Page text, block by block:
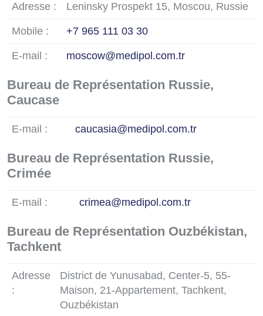
Adresse : Leninsky Prospekt 15, Moscou, Russie
Mobile : +7 965 111 03 30
E-mail : moscow@medipol.com.tr
Bureau de Représentation Russie,
Caucase
E-mail : caucasia@medipol.com.tr
Bureau de Représentation Russie,
Crimée
E-mail : crimea@medipol.com.tr
Bureau de Représentation Ouzbékistan,
Tachkent
Adresse
:
District de Yunusabad, Center-5, 55-
Maison, 21-Appartement, Tachkent,
Ouzbékistan